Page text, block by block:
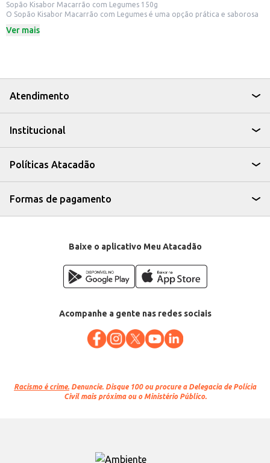
Sopão Kisabor Macarrão com Legumes 150g
O Sopão Kisabor Macarrão com Legumes é uma opção prática e saborosa
mão, este produto é perfeito para quem tem pouco tempo para cozinhar,
Leve para o trabalho e tenha uma refeição quente e reconfortante.
Adicione outros ingredientes para enriquecer a sua sopa.
Com o Sopão Kisabor, você tem a praticidade que precisa sem abrir mão do
Ver mais
Atendimento
Institucional
Políticas Atacadão
Formas de pagamento
Baixe o aplicativo Meu Atacadão
Acompanhe a gente nas redes sociais
Racismo é crime. Denuncie. Disque 100 ou procure a Delegacia de Polícia
Civil mais próxima ou o Ministério Público.